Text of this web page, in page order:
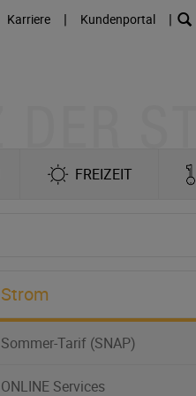
Karriere | Kundenportal |
FREIZEIT
Strom
Sommer-Tarif (SNAP)
ONLINE Services